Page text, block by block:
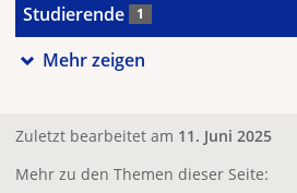
Studierende 1
Mehr zeigen
Zuletzt bearbeitet am 11. Juni 2025
Mehr zu den Themen dieser Seite: